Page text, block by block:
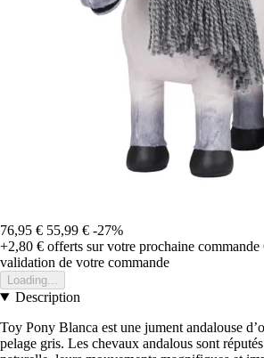
76,95 € 55,99 € -27%
+2,80 € offerts sur votre prochaine commande
validation de votre commande
Loading...
Description
Toy Pony Blanca est une jument andalouse
pelage gris. Les chevaux andalous sont